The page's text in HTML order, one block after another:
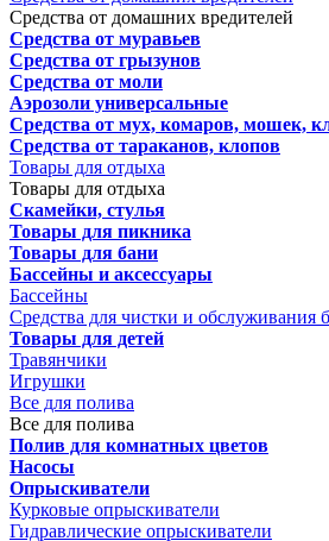
Средства от домашних вредителей
Средства от муравьев
Средства от грызунов
Средства от моли
Аэрозоли универсальные
Средства от мух, комаров, мошек,
Средства от тараканов, клопов
Товары для отдыха
Товары для отдыха
Скамейки, стулья
Товары для пикника
Товары для бани
Бассейны и аксессуары
Бассейны
Средства для чистки и обслуживания
Товары для детей
Травянчики
Игрушки
Все для полива
Все для полива
Полив для комнатных цветов
Насосы
Опрыскиватели
Курковые опрыскиватели
Гидравлические опрыскиватели